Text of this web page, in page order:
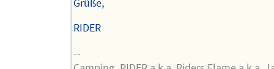
Grüße,
RIDER
--